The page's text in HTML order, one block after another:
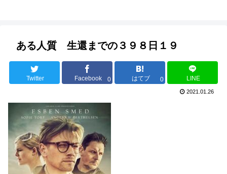
ある人質 生還までの３９８日１９
Twitter Facebook 0 はてブ 0 LINE
2021.01.26